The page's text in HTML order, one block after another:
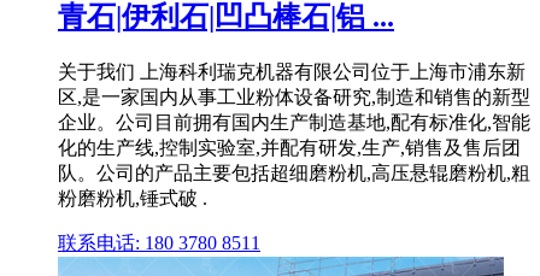
青石|伊利石|凹凸棒石|铝 ...
关于我们 上海科利瑞克机器有限公司位于上海市浦东新
区,是一家国内从事工业粉体设备研究,制造和销售的新型
企业。公司目前拥有国内生产制造基地,配有标准化,智能
化的生产线,控制实验室,并配有研发,生产,销售及售后团
队。公司的产品主要包括超细磨粉机,高压悬辊磨粉机,粗
粉磨粉机,锤式破 .
联系电话: 180 3780 8511